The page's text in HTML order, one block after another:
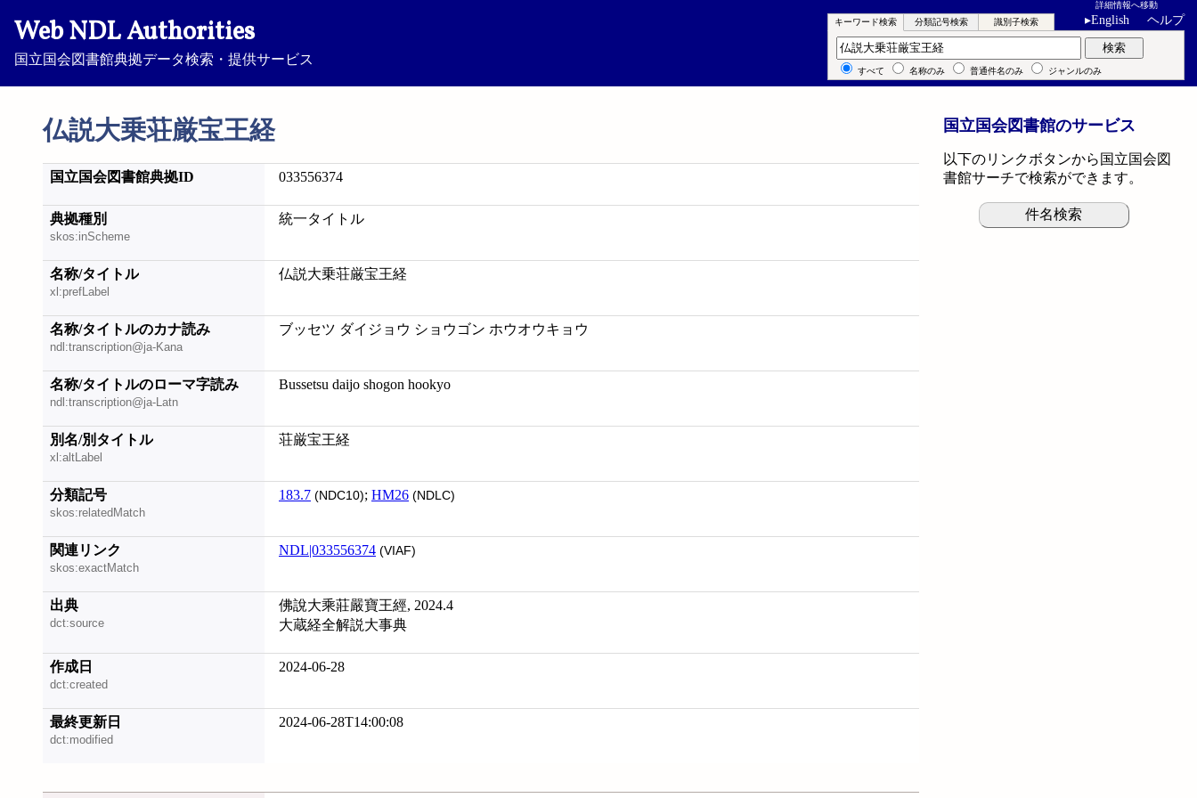
Web NDL Authorities
国立国会図書館典拠データ検索・提供サービス
詳細情報へ移動
▸English ヘルプ
仏説大乗荘厳宝王経
キーワード検索 分類記号検索 識別子検索
キーワード検索 検索
すべて 名称のみ 普通件名のみ ジャンルのみ
国立国会図書館典拠ID 033556374
典拠種別
skos:inScheme
統一タイトル
名称/タイトル
xl:prefLabel
仏説大乗荘厳宝王経
名称/タイトルのカナ読み
ndl:transcription@ja-Kana
ブッセツ ダイジョウ ショウゴン ホウオウキョウ
名称/タイトルのローマ字読み
ndl:transcription@ja-Latn
Bussetsu daijo shogon hookyo
別名/別タイトル
xl:altLabel
荘厳宝王経
分類記号
skos:relatedMatch
183.7 (NDC10); HM26 (NDLC)
関連リンク
skos:exactMatch
NDL|033556374 (VIAF)
出典
dct:source
佛說大乘莊嚴寶王經, 2024.4
大蔵経全解説大事典
作成日
dct:created
2024-06-28
最終更新日
dct:modified
2024-06-28T14:00:08
国立国会図書館のサービス
以下のリンクボタンから国立国会図
書館サーチで検索ができます。
件名検索